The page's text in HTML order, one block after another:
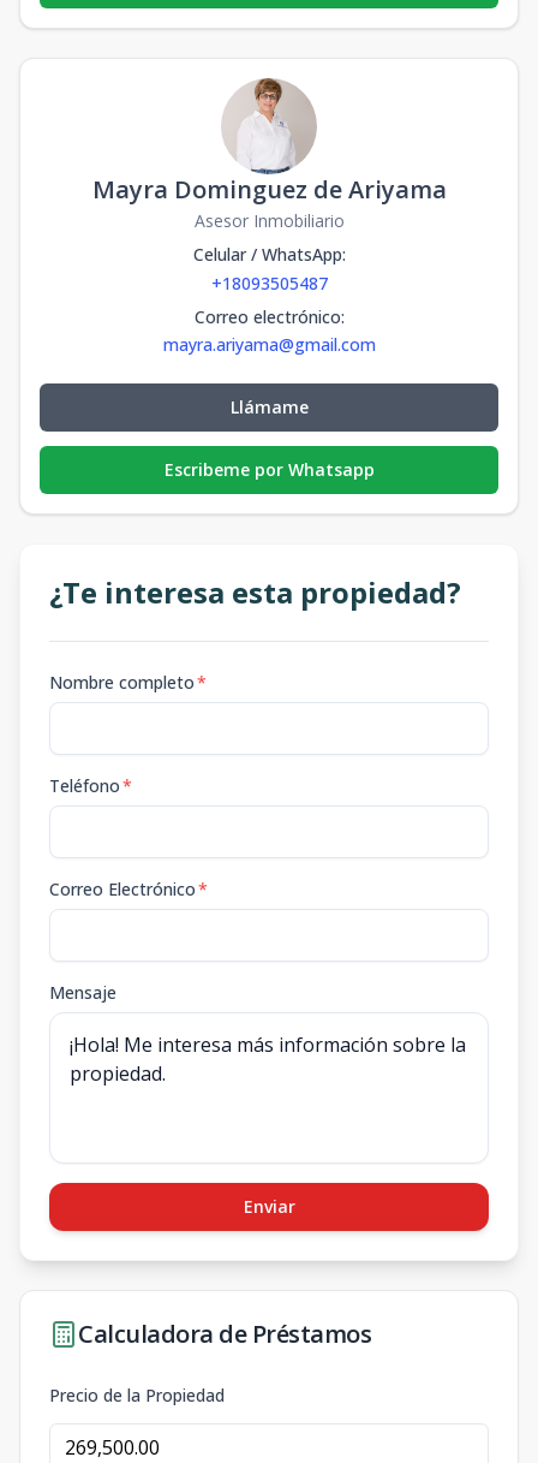
Mayra Dominguez de Ariyama
Asesor Inmobiliario
Celular / WhatsApp:
+18093505487
Correo electrónico:
mayra.ariyama@gmail.com
Llámame
Escribeme por Whatsapp
¿Te interesa esta propiedad?
Nombre completo*
Teléfono*
Correo Electrónico*
Mensaje
Enviar
Calculadora de Préstamos
Precio de la Propiedad